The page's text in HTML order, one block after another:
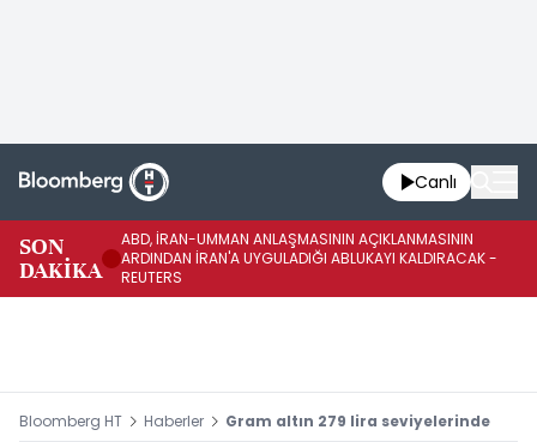
Canlı
SON
DAKİKA
ABD, İRAN-UMMAN ANLAŞMASININ AÇIKLANMASININ
ARDINDAN İRAN'A UYGULADIĞI ABLUKAYI KALDIRACAK -
REUTERS
Bloomberg HT Haberler Gram altın 279 lira seviyelerinde